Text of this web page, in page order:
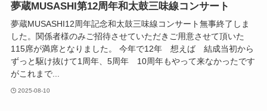
夢蔵MUSASHI第12周年和太鼓三味線コンサート
夢蔵MUSASHI12周年記念和太鼓三味線コンサート無事終了しま
した。関係者様のみご招待させていただきご用意させて頂いた
115席が満席となりました。 今年で12年 想えば 結成当初から
ずっと駆け抜けて1周年、5周年 10周年もやって来なかったです
がこれまで...
2025-08-10